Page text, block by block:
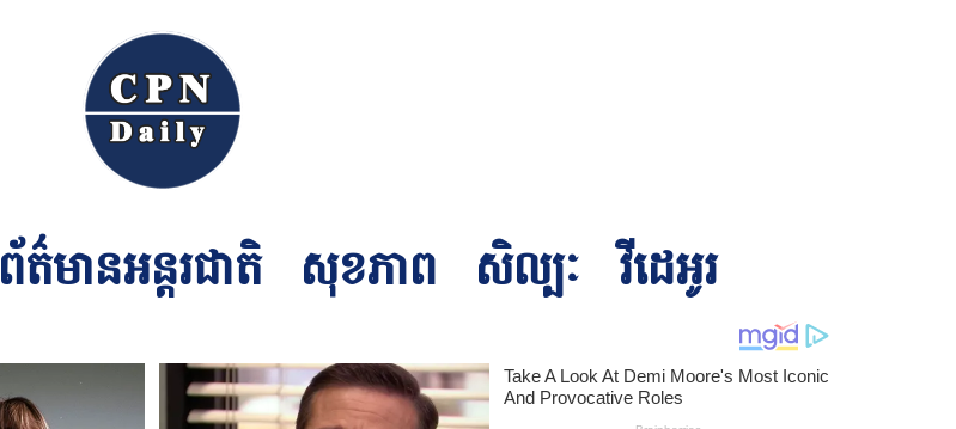
ព័ត៌មានអន្ដរជាតិ សុខភាព សិល្បៈ វីដេអូរ